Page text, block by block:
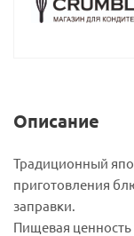
Описание
Традиционный
приготовления
заправки.
Пищевая ценность